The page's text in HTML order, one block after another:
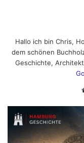
Hallo ich bin Chris,
dem schönen
Geschichte,